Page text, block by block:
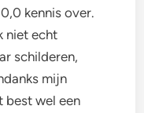
kennis over.
niet echt
schilderen,
mijn
best wel een